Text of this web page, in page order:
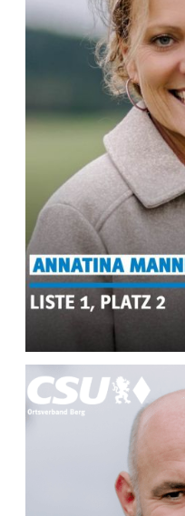
MEHR INFOS ZU
Annatina Manninger